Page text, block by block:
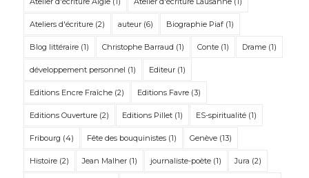
Ateliers d'écriture(2) auteur(6) Biographie Piaf(1)
Blog littéraire(1) Christophe Barraud (1) Conte(1) Drame(1)
développement personnel (1) Editeur(1)
Editions Encre Fraîche(2) Editions Favre(3)
Editions Ouverture(2) Editions Pillet(1) ES-spiritualité(1)
Fribourg (4) Fête des bouquinistes(1) Genève(13)
Histoire(2) Jean Malher(1) journaliste-poète(1) Jura (2)